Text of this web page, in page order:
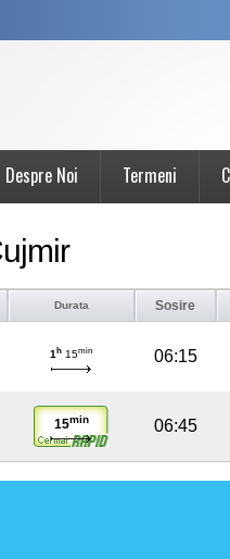
Despre Noi Termeni
Durata Sosire
1 h 15min 06:15
15min 06:45